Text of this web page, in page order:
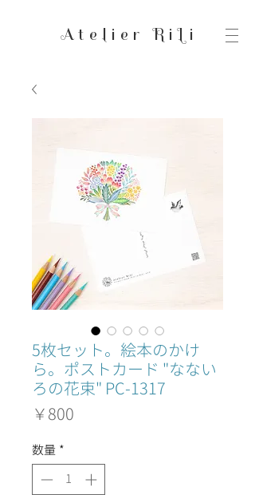
Atelier RiLi
5枚セット。絵本のかけ
ら。ポストカード "なない
ろの花束" PC-1317
￥800
数量 *